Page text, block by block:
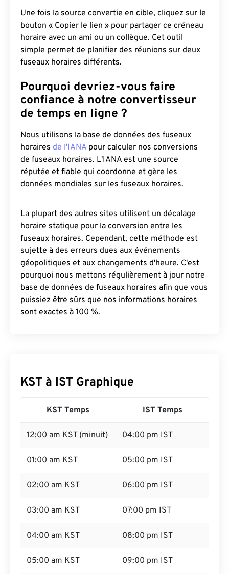
Une fois la source convertie en cible, cliquez sur le
bouton « Copier le lien » pour partager ce créneau
horaire avec un ami ou un collègue. Cet outil
simple permet de planifier des réunions sur deux
fuseaux horaires différents.
Pourquoi devriez-vous faire
confiance à notre convertisseur
de temps en ligne ?
Nous utilisons la base de données des fuseaux
horaires de l'IANA pour calculer nos conversions
de fuseaux horaires. L'IANA est une source
réputée et fiable qui coordonne et gère les
données mondiales sur les fuseaux horaires.
La plupart des autres sites utilisent un décalage
horaire statique pour la conversion entre les
fuseaux horaires. Cependant, cette méthode est
sujette à des erreurs dues aux événements
géopolitiques et aux changements d'heure. C'est
pourquoi nous mettons régulièrement à jour notre
base de données de fuseaux horaires afin que vous
puissiez être sûrs que nos informations horaires
sont exactes à 100 %.
KST à IST Graphique
KST Temps IST Temps
12:00 am KST (minuit) 04:00 pm IST
01:00 am KST 05:00 pm IST
02:00 am KST 06:00 pm IST
03:00 am KST 07:00 pm IST
04:00 am KST 08:00 pm IST
05:00 am KST 09:00 pm IST